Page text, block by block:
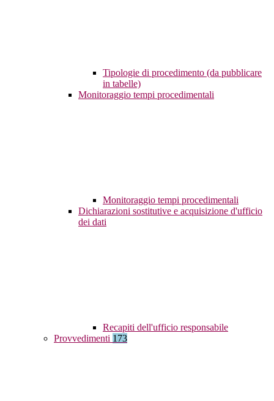
Tipologie di procedimento (da pubblicare
in tabelle)
Monitoraggio tempi procedimentali
Monitoraggio tempi procedimentali
Dichiarazioni sostitutive e acquisizione d'ufficio
dei dati
Recapiti dell'ufficio responsabile
Provvedimenti 173